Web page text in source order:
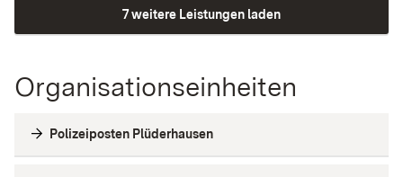
7 weitere Leistungen laden
Organisationseinheiten
Polizeiposten Plüderhausen